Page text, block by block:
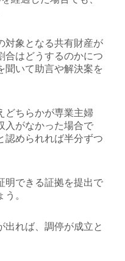
対象となる共有財産が
合はどうするのかにつ
聞いて助言や解決案を
どちらかが専業主婦
入がなかった場合で
認められれば半分ずつ
明できる証拠を提出で
。
出れば、調停が成立と